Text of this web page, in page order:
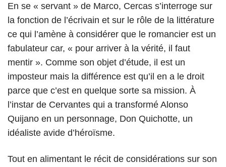
En se « servant » de Marco, Cercas s’interroge sur
la fonction de l’écrivain et sur le rôle de la littérature
ce qui l’amène à considérer que le romancier est un
fabulateur car, « pour arriver à la vérité, il faut
mentir ». Comme son objet d’étude, il est un
imposteur mais la différence est qu’il en a le droit
parce que c’est en quelque sorte sa mission. À
l’instar de Cervantes qui a transformé Alonso
Quijano en un personnage, Don Quichotte, un
idéaliste avide d’héroïsme.
Tout en alimentant le récit de considérations sur son